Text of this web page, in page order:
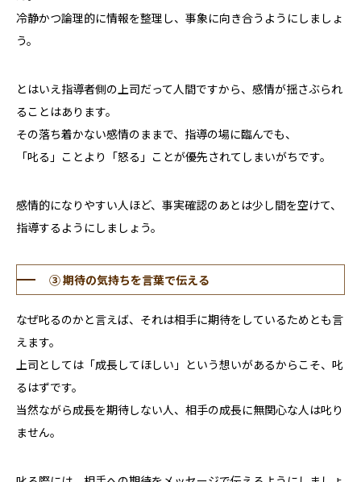
冷静かつ論理的に情報を整理し、事象に向き合うようにしましょ
う。
とはいえ指導者側の上司だって人間ですから、感情が揺さぶられ
ることはあります。
その落ち着かない感情のままで、指導の場に臨んでも、
「叱る」ことより「怒る」ことが優先されてしまいがちです。
感情的になりやすい人ほど、事実確認のあとは少し間を空けて、
指導するようにしましょう。
③ 期待の気持ちを言葉で伝える
なぜ叱るのかと言えば、それは相手に期待をしているためとも言
えます。
上司としては「成長してほしい」という想いがあるからこそ、叱
るはずです。
当然ながら成長を期待しない人、相手の成長に無関心な人は叱り
ません。